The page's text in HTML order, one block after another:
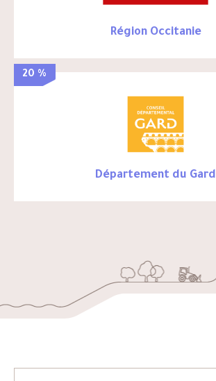
Région Occitanie
20 %
Département du Gard